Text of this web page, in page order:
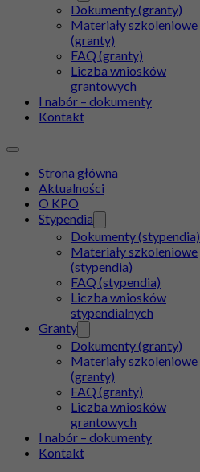
Dokumenty (granty)
Materiały szkoleniowe
(granty)
FAQ (granty)
Liczba wniosków
grantowych
I nabór – dokumenty
Kontakt
Strona główna
Aktualności
O KPO
Stypendia
Dokumenty (stypendia)
Materiały szkoleniowe
(stypendia)
FAQ (stypendia)
Liczba wniosków
stypendialnych
Granty
Dokumenty (granty)
Materiały szkoleniowe
(granty)
FAQ (granty)
Liczba wniosków
grantowych
I nabór – dokumenty
Kontakt